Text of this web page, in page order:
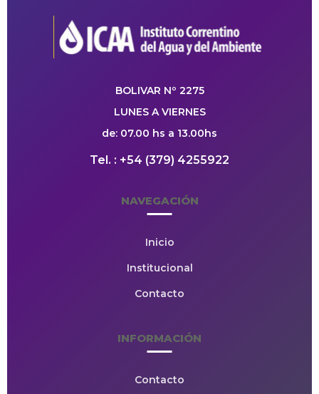
BOLIVAR Nº 2275
LUNES A VIERNES
de: 07.00 hs a 13.00hs
Tel. : +54 (379) 4255922
NAVEGACIÓN
Inicio
Institucional
Contacto
INFORMACIÓN
Contacto